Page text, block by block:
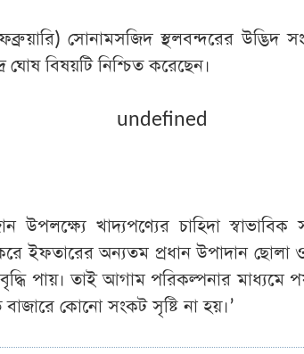
সোনামসজিদ স্থলবন্দরের উদ্ভিদ
ঘোষ বিষয়টি নিশ্চিত করেছেন।
undefined
উপলক্ষ্যে খাদ্যপণ্যের চাহিদা
ইফতারের অন্যতম প্রধান উপাদান ছোলা
বৃদ্ধি পায়। তাই আগাম পরিকল্পনার মাধ্যমে
বাজারে কোনো সংকট সৃষ্টি না হয়।’